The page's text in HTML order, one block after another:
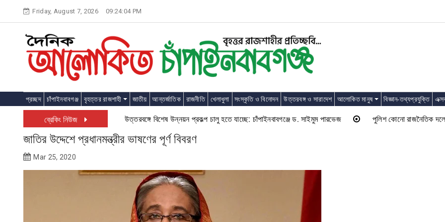
content
Friday, August 7, 2026 09:24:05 PM
প্রচ্ছদ চাঁপাইনবাবগঞ্জ বৃহত্তর রাজশাহী জাতীয় আন্তর্জাতিক রাজনীতি খেলাধুলা সংস্কৃতি ও বিনোদন উত্তরবঙ্গ ও সারাদেশ আলোকিত মানুষ বিজ্ঞান-তথ্যপ্রযুক্তি
ব্রেকিং নিউজ উত্তরবঙ্গে বিশেষ উন্নয়ন প্রকল্প চালু হতে যাচ্ছে: চাঁপাইনবাবগঞ্জে ড. সাইমুম পারভেজ পুলিশ কোনো রাজনৈতিক দলের লাঠিয়াল
জাতির উদ্দেশে প্রধানমন্ত্রীর ভাষণের পূর্ণ বিবরণ
Mar 25, 2020